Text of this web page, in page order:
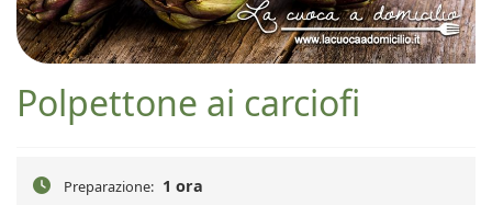
Polpettone ai carciofi
Preparazione: 1 ora